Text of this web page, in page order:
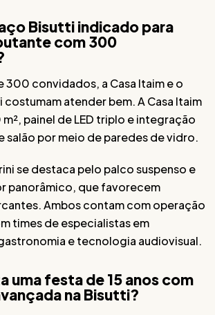
Bisutti indicado para
com 300
300 convidados, a Casa Itaim e o
costumam atender bem. A Casa Itaim
painel de LED triplo e integração
salão por meio de paredes de vidro.
se destaca pelo palco suspenso e
panorâmico, que favorecem
Ambos contam com operação
times de especialistas em
e tecnologia audiovisual.
uma festa de 15 anos com
na Bisutti?